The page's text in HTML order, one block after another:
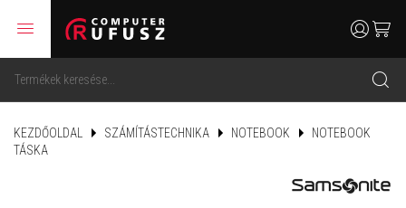
menu
search
usercart
KEZDŐOLDAL SZÁMÍTÁSTECHNIKA NOTEBOOK
NOTEBOOK
TÁSKA